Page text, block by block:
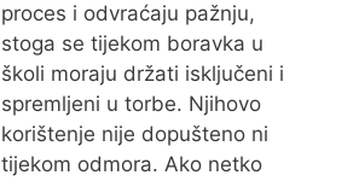
proces i odvraćaju pažnju,
stoga se tijekom boravka u
školi moraju držati isključeni i
spremljeni u torbe. Njihovo
korištenje nije dopušteno ni
tijekom odmora. Ako netko